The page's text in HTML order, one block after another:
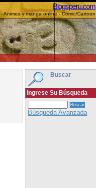
Blogsperu.com
Animes y manga online - Comic/Cartoon
Buscar
Ingrese Su Búsqueda
Búsqueda Avanzada